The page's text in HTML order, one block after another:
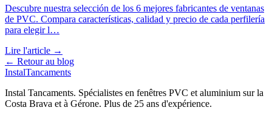
Descubre nuestra selección de los 6 mejores fabricantes de ventanas
de PVC. Compara características, calidad y precio de cada perfilería
para elegir l…
Lire l'article →
← Retour au blog
InstalTancaments
Instal Tancaments. Spécialistes en fenêtres PVC et aluminium sur la
Costa Brava et à Gérone. Plus de 25 ans d'expérience.